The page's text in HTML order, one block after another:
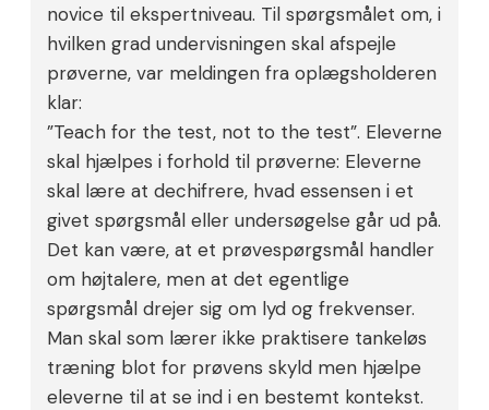
novice til ekspertniveau. Til spørgsmålet om, i
hvilken grad undervisningen skal afspejle
prøverne, var meldingen fra oplægsholderen
klar:
”Teach for the test, not to the test”. Eleverne
skal hjælpes i forhold til prøverne: Eleverne
skal lære at dechifrere, hvad essensen i et
givet spørgsmål eller undersøgelse går ud på.
Det kan være, at et prøvespørgsmål handler
om højtalere, men at det egentlige
spørgsmål drejer sig om lyd og frekvenser.
Man skal som lærer ikke praktisere tankeløs
træning blot for prøvens skyld men hjælpe
eleverne til at se ind i en bestemt kontekst.